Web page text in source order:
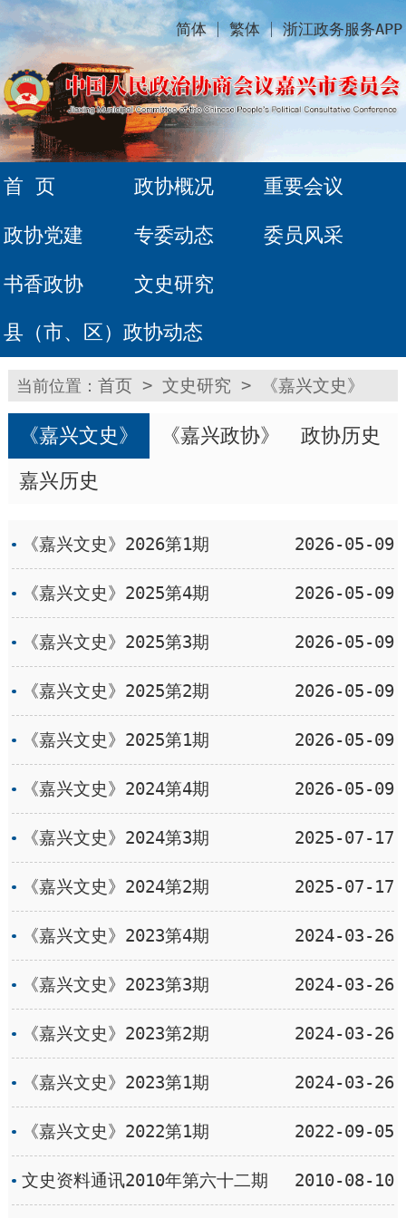
简体 繁体 浙江政务服务APP
首 页 政协概况 重要会议
政协党建 专委动态 委员风采
书香政协 文史研究
县（市、区）政协动态
当前位置： 首页 > 文史研究 > 《嘉兴文史》
《嘉兴文史》 《嘉兴政协》
政协历史
嘉兴历史
《嘉兴文史》2026第1期 2026-05-09
《嘉兴文史》2025第4期 2026-05-09
《嘉兴文史》2025第3期 2026-05-09
《嘉兴文史》2025第2期 2026-05-09
《嘉兴文史》2025第1期 2026-05-09
《嘉兴文史》2024第4期 2026-05-09
《嘉兴文史》2024第3期 2025-07-17
《嘉兴文史》2024第2期 2025-07-17
《嘉兴文史》2023第4期 2024-03-26
《嘉兴文史》2023第3期 2024-03-26
《嘉兴文史》2023第2期 2024-03-26
《嘉兴文史》2023第1期 2024-03-26
《嘉兴文史》2022第1期 2022-09-05
文史资料通讯2010年第六十二期 2010-08-10